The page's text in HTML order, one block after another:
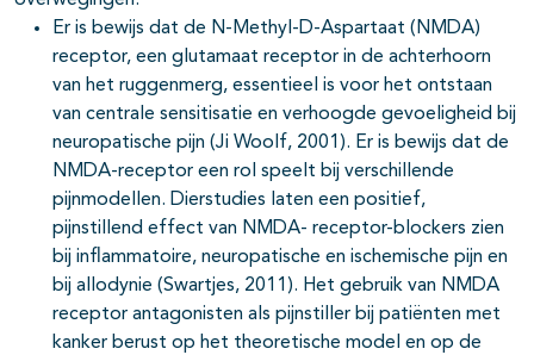
Er is bewijs dat de N-Methyl-D-Aspartaat (NMDA)
receptor, een glutamaat receptor in de achterhoorn
van het ruggenmerg, essentieel is voor het ontstaan
van centrale sensitisatie en verhoogde gevoeligheid bij
neuropatische pijn (Ji Woolf, 2001). Er is bewijs dat de
NMDA-receptor een rol speelt bij verschillende
pijnmodellen. Dierstudies laten een positief,
pijnstillend effect van NMDA- receptor-blockers zien
bij inflammatoire, neuropatische en ischemische pijn en
bij allodynie (Swartjes, 2011). Het gebruik van NMDA
receptor antagonisten als pijnstiller bij patiënten met
kanker berust op het theoretische model en op de